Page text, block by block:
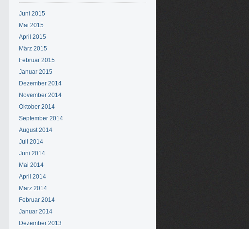
Juni 2015
Mai 2015
April 2015
März 2015
Februar 2015
Januar 2015
Dezember 2014
November 2014
Oktober 2014
September 2014
August 2014
Juli 2014
Juni 2014
Mai 2014
April 2014
März 2014
Februar 2014
Januar 2014
Dezember 2013